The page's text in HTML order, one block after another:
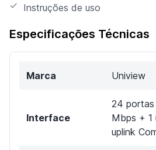
Instruções de uso
Especificações Técnicas
Marca Uniview
Interface
24
Mbps + 1
uplink